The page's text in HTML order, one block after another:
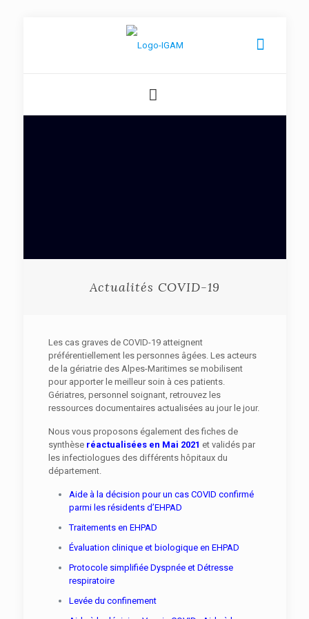
Actualités COVID-19
Les cas graves de COVID-19 atteignent
préférentiellement les personnes âgées. Les acteurs
de la gériatrie des Alpes-Maritimes se mobilisent
pour apporter le meilleur soin à ces patients.
Gériatres, personnel soignant, retrouvez les
ressources documentaires actualisées au jour le jour.
Nous vous proposons également des fiches de
synthèse réactualisées en Mai 2021 et validés par
les infectiologues des différents hôpitaux du
département.
Aide à la décision pour un cas COVID confirmé
parmi les résidents d’EHPAD
Traitements en EHPAD
Évaluation clinique et biologique en EHPAD
Protocole simplifiée Dyspnée et Détresse
respiratoire
Levée du confinement